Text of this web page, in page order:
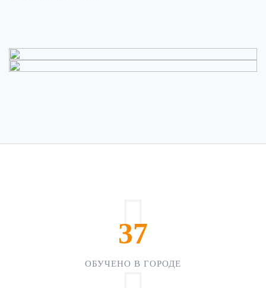
37
ОБУЧЕНО В ГОРОДЕ